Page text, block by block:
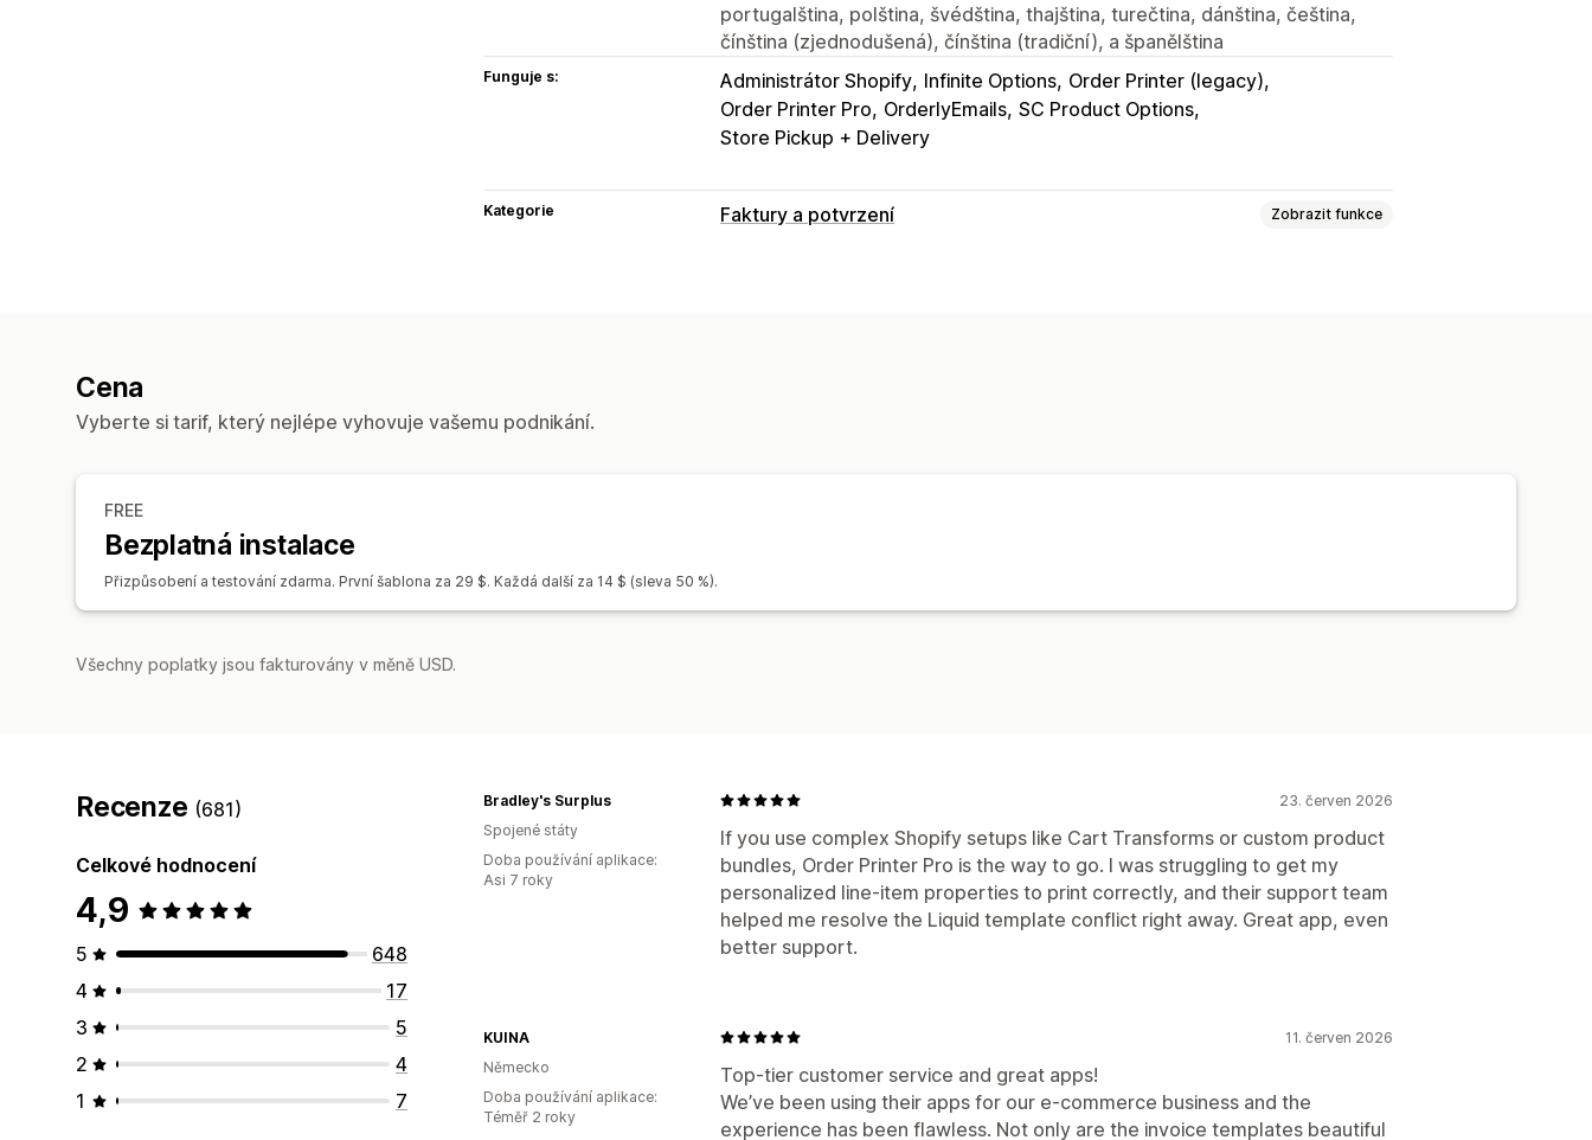
portugalština, polština, švédština, thajština, turečtina, dánština, čeština,
čínština (zjednodušená), čínština (tradiční), a španělština
Funguje s: Administrátor Shopify Infinite Options Order Printer (legacy)
Order Printer Pro OrderlyEmails SC Product Options
Store Pickup + Delivery
Kategorie Faktury a potvrzení Zobrazit funkce
Cena
Vyberte si tarif, který nejlépe vyhovuje vašemu podnikání.
FREE
Bezplatná instalace
Přizpůsobení a testování zdarma. První šablona za 29 $. Každá další za 14 $ (sleva 50 %).
Všechny poplatky jsou fakturovány v měně USD.
Recenze (681)
Celkové hodnocení
4,9
5
648
4
17
3
5
2
4
1
7
23. červen 2026
If you use complex Shopify setups like Cart Transforms or custom product
bundles, Order Printer Pro is the way to go. I was struggling to get my
personalized line-item properties to print correctly, and their support team
helped me resolve the Liquid template conflict right away. Great app, even
better support.
Bradley's Surplus
Spojené státy
Doba používání aplikace:
Asi 7 roky
11. červen 2026
Top-tier customer service and great apps!
We’ve been using their apps for our e-commerce business and the
experience has been flawless. Not only are the invoice templates beautiful
KUINA
Německo
Doba používání aplikace:
Téměř 2 roky